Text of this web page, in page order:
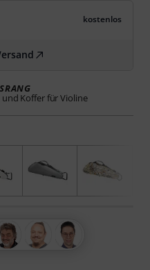
kostenlos
und Koffer für Violine